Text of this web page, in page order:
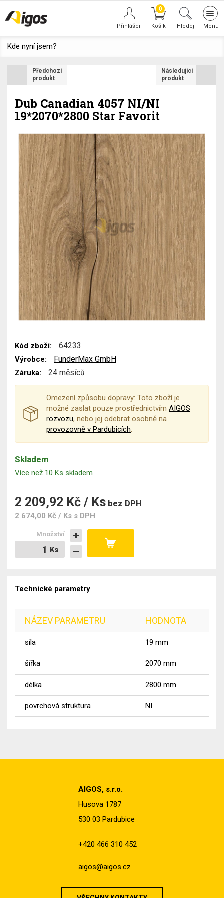
0
Hledej
Kde nyní jsem?
Předchozí
produkt
Následující
produkt
Dub Canadian 4057 NI/NI
19*2070*2800 Star Favorit
Kód zboží: 64233
Výrobce: FunderMax GmbH
Záruka: 24 měsíců
Omezení způsobu dopravy: Toto zboží je
možné zaslat pouze prostřednictvím AIGOS
rozvozu, nebo jej odebrat osobně na
provozovně v Pardubicích.
Skladem
Více než 10 Ks skladem
2 209,92 Kč / Ks bez DPH
2 674,00 Kč / Ks s DPH
Ks
Ks
Množství
Technické parametry
NÁZEV PARAMETRU HODNOTA
síla 19 mm
šířka 2070 mm
délka 2800 mm
povrchová struktura NI
AIGOS, s.r.o.
Husova 1787
530 03 Pardubice
+420 466 310 452
aigos@aigos.cz